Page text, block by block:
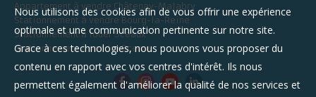
Appartement à vendre Châtenay-Malabry
Stationnement à vendre Bourg-la-Reine
Stationnement à louer Sceaux
Stationnement à vendre Sceaux
Nous utilisons des cookies afin de vous offrir une expérience
optimale et une communication pertinente sur notre site.
Grace à ces technologies, nous pouvons vous proposer du
contenu en rapport avec vos centres d'intérêt. Ils nous
permettent également d'améliorer la qualité de nos services et